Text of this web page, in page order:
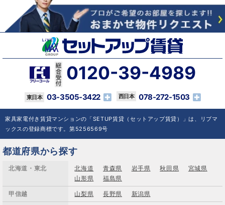
0120-39-4989
03-3505-3422 078-272-1503
家具家電付き賃貸マンションの「SETUP賃貸（セットアップ賃貸）」は、リブマ
ックスの登録商標です。第5256569号
都道府県から探す
北海道・東北 北海道 青森県 岩手県 秋田県
宮城県
山形県
福島県
甲信越 山梨県 長野県 新潟県